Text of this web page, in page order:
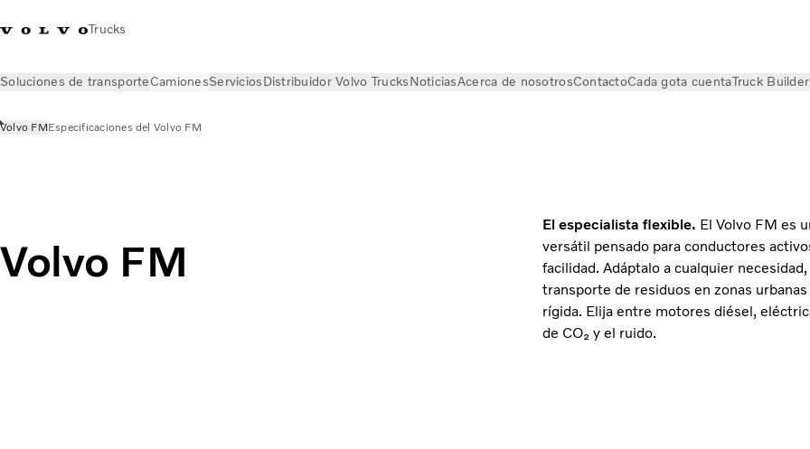
Trucks
Soluciones de transporteCamionesServiciosDistribuidor Volvo TrucksNoticiasAcerca de nosotrosContactoCada gota cuentaTruck Builder
Volvo FMEspecificaciones del Volvo FM
Volvo FM
El especialista flexible. El Volvo FM es
versátil pensado para conductores
facilidad. Adáptalo a cualquier
transporte de residuos en zonas
rígida. Elija entre motores diésel,
de CO₂ y el ruido.